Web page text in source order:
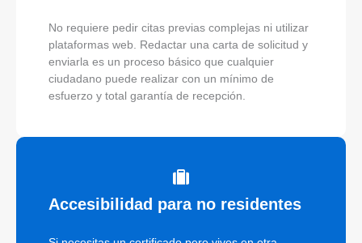
No requiere pedir citas previas complejas ni utilizar
plataformas web. Redactar una carta de solicitud y
enviarla es un proceso básico que cualquier
ciudadano puede realizar con un mínimo de
esfuerzo y total garantía de recepción.
Accesibilidad para no residentes